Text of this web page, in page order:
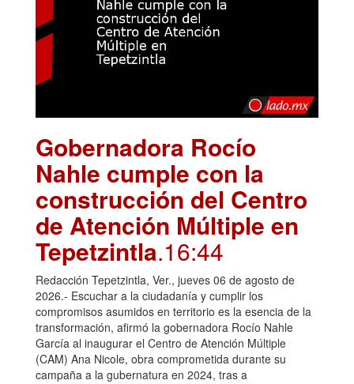
Gobernadora Rocío
Nahle cumple con la
construcción del Centro
de Atención Múltiple en
Tepetzintla.16:44
Redacción Tepetzintla, Ver., jueves 06 de agosto de
2026.- Escuchar a la ciudadanía y cumplir los
compromisos asumidos en territorio es la esencia de la
transformación, afirmó la gobernadora Rocío Nahle
García al inaugurar el Centro de Atención Múltiple
(CAM) Ana Nicole, obra comprometida durante su
campaña a la gubernatura en 2024, tras a